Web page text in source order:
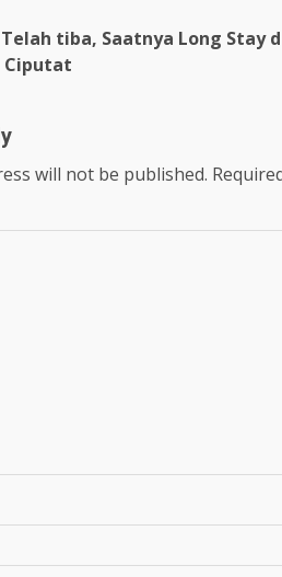
tiba, Saatnya Long Stay
Ciputat
will not be published.